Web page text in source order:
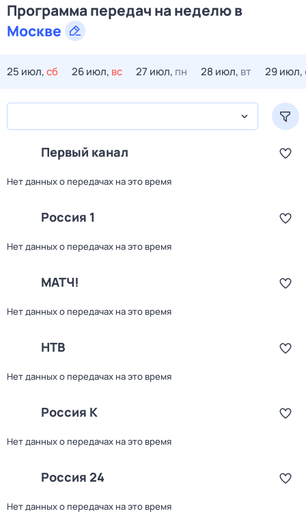
Программа передач на неделюв
Москве
25 июл,сб 26 июл, вс 27 июл, пн 28 июл, вт 29 июл,
Первый канал
Нет данных о передачах на это время
Россия 1
Нет данных о передачах на это время
МАТЧ!
Нет данных о передачах на это время
НТВ
Нет данных о передачах на это время
Россия К
Нет данных о передачах на это время
Россия 24
Нет данных о передачах на это время